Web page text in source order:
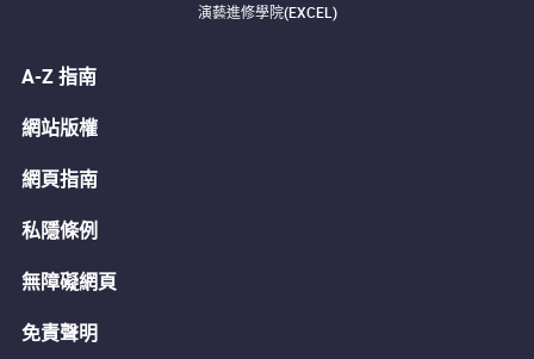
演藝進修學院(EXCEL)
A-Z 指南
網站版權
網頁指南
私隱條例
無障礙網頁
免責聲明